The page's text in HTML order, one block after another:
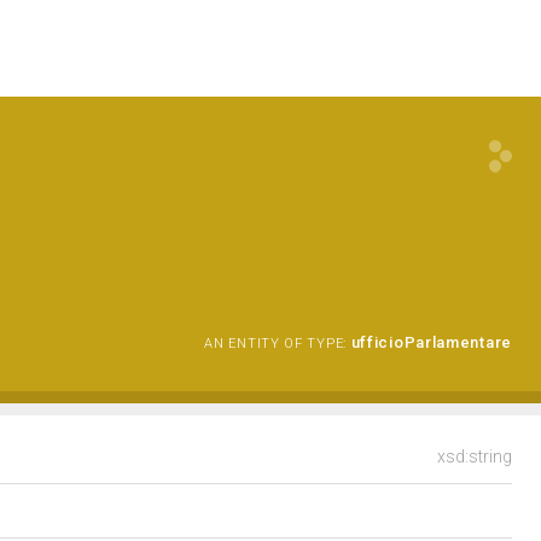
AN ENTITY OF TYPE: ufficioParlamentare
xsd:string